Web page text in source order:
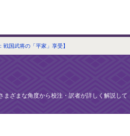
国武将の「平家」享受】
ざまな角度から校注・訳者が詳しく解説して